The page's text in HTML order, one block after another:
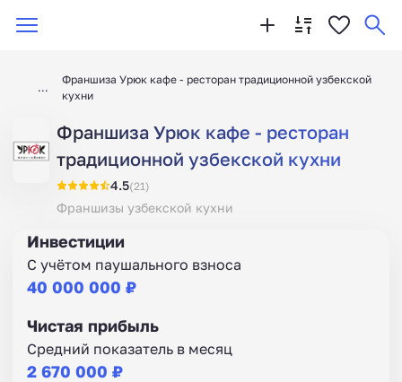
Франшиза Урюк кафе - ресторан традиционной узбекской
кухни
Франшиза Урюк кафе - ресторан
традиционной узбекской кухни
4.5(21)
Франшизы узбекской кухни
Инвестиции
С учётом паушального взноса
40 000 000 ₽
Чистая прибыль
Средний показатель в месяц
2 670 000 ₽